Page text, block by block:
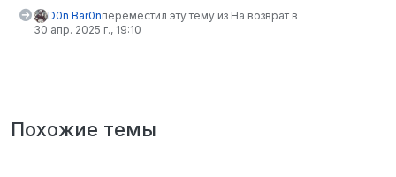
D0n Bar0nпереместил эту тему из На возврат в
30 апр. 2025 г., 19:10
Похожие темы